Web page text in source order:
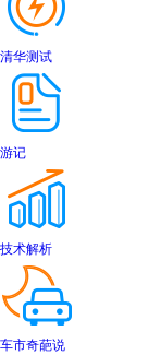
清华测试
游记
技术解析
车市奇葩说